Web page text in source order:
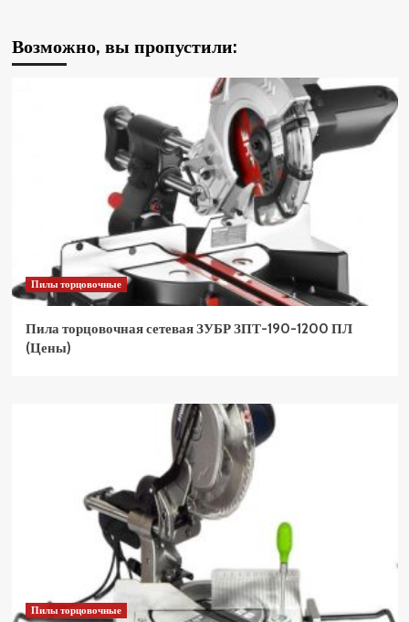
Возможно, вы пропустили:
Пилы торцовочные
Пила торцовочная сетевая ЗУБР ЗПТ-190-1200 ПЛ
(Цены)
Пилы торцовочные